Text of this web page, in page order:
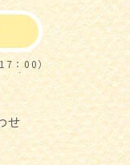
：00）
せ